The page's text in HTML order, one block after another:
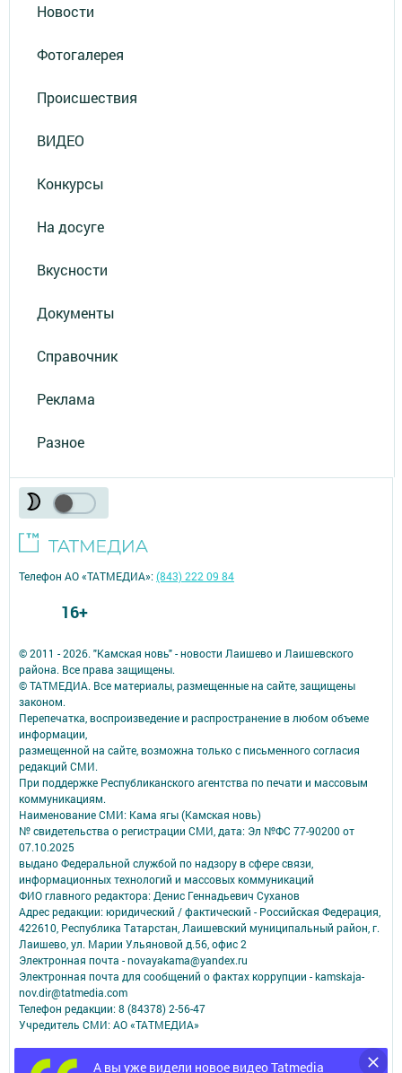
Новости
Фотогалерея
Происшествия
ВИДЕО
Конкурсы
На досуге
Вкусности
Документы
Справочник
Реклама
Разное
А вы уже видели новое видео Tatmedia
© 2011 - 2026. "Камская новь" - новости Лаишево и Лаишевского
района. Все права защищены.
© ТАТМЕДИА. Все материалы, размещенные на сайте, защищены
законом.
Перепечатка, воспроизведение и распространение в любом объеме
информации,
размещенной на сайте, возможна только с письменного согласия
редакций СМИ.
При поддержке Республиканского агентства по печати и массовым
коммуникациям.
Наименование СМИ: Кама ягы (Камская новь)
№ свидетельства о регистрации СМИ, дата: Эл №ФC 77-90200 от
07.10.2025
выдано Федеральной службой по надзору в сфере связи,
информационных технологий и массовых коммуникаций
ФИО главного редактора: Денис Геннадьевич Суханов
Адрес редакции: юридический / фактический - Российская Федерация,
422610, Республика Татарстан, Лаишевский муниципальный район, г.
Лаишево, ул. Марии Ульяновой д.56, офис 2
Электронная почта - novayakama@yandex.ru
Электронная почта для сообщений о фактах коррупции - kamskaja-
nov.dir@tatmedia.com
Телефон редакции: 8 (84378) 2-56-47
Учредитель СМИ: АО «ТАТМЕДИА»
Антикоррупционная политика
Телефон АО «ТАТМЕДИА»:(843) 222 09 84
16+